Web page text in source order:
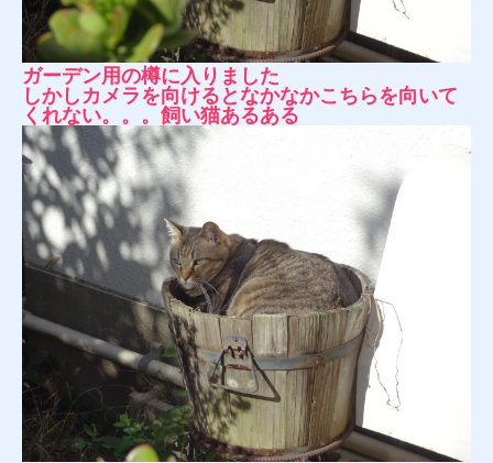
ガーデン用の樽に入りました
しかしカメラを向けるとなかなかこちらを向いて
くれない。。。飼い猫あるある